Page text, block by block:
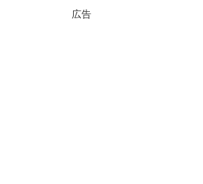
広告